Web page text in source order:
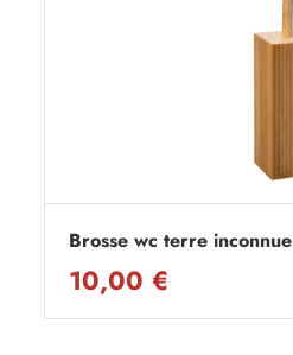
Brosse wc terre inconnue
10,00 €